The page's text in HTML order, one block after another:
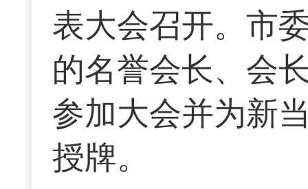
表大会召开。市
的名誉会长、会
参加大会并为新
授牌。